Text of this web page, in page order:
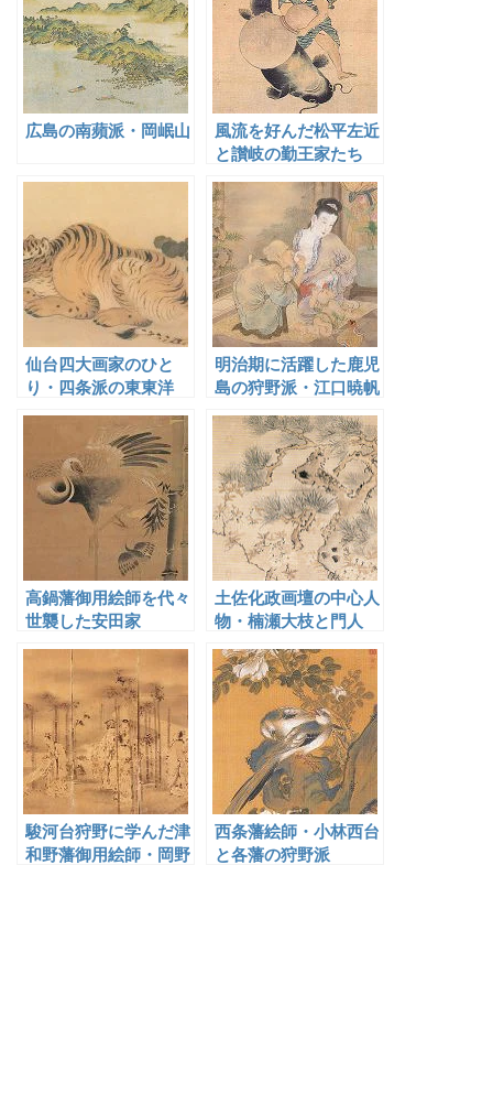
広島の南蘋派・岡岷山
風流を好んだ松平左近
と讃岐の勤王家たち
仙台四大画家のひと
り・四条派の東東洋
明治期に活躍した鹿児
島の狩野派・江口暁帆
高鍋藩御用絵師を代々
世襲した安田家
土佐化政画壇の中心人
物・楠瀬大枝と門人
駿河台狩野に学んだ津
和野藩御用絵師・岡野
西条藩絵師・小林西台
と各藩の狩野派